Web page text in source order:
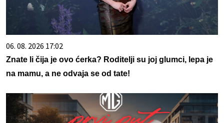
06. 08. 2026 17:02
Znate li čija je ovo ćerka? Roditelji su joj glumci, lepa je
na mamu, a ne odvaja se od tate!